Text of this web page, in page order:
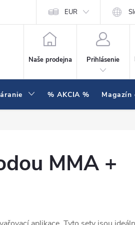
testujeme v praxi Hodnotenie
EUR
Naše prodejna Prihlásenie
% AKCIA % Magazín
MMA +